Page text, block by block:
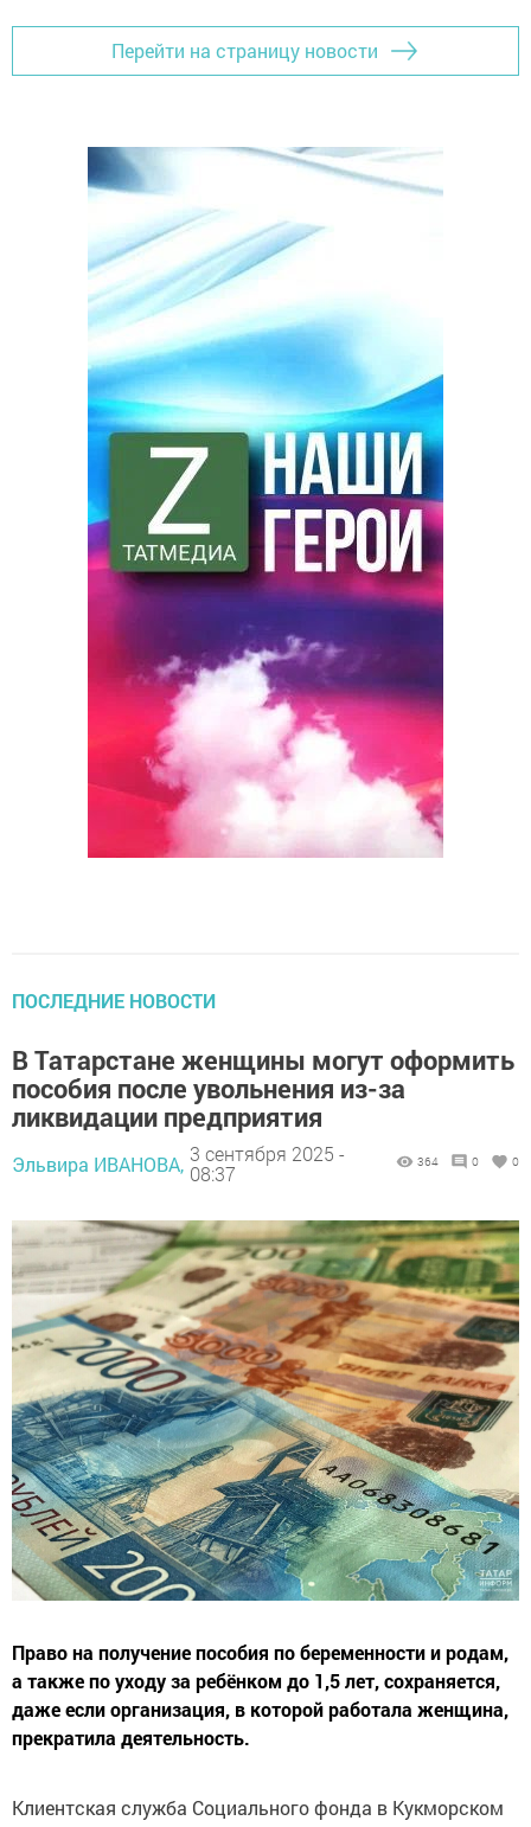
Перейти на страницу новости
ПОСЛЕДНИЕ НОВОСТИ
В Татарстане женщины могут оформить
пособия после увольнения из-за
ликвидации предприятия
Эльвира ИВАНОВА, 3 сентября 2025 -
08:37
364 0 0
Право на получение пособия по беременности и родам,
а также по уходу за ребёнком до 1,5 лет, сохраняется,
даже если организация, в которой работала женщина,
прекратила деятельность.
Клиентская служба Социального фонда в Кукморском